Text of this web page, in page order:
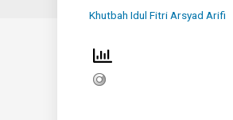
Khutbah Idul Fitri Arsyad Arifi